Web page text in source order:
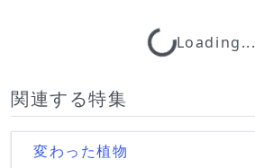
Loading...Loading...
関連する特集
変わった植物